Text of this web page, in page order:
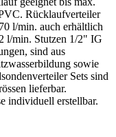
Rücklaufverteiler
l/min. auch erhältlich
l/min. Stutzen 1/2" IG
sind aus
sowie
Sets sind
lieferbar.
individuell erstellbar.